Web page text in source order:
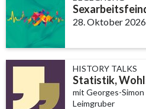
28. Oktober 2026
HISTORY TALKS
mit Georges-
Leimgruber